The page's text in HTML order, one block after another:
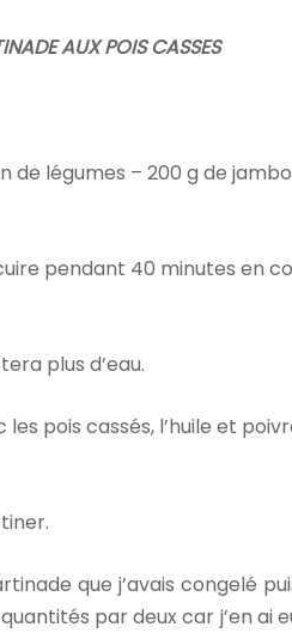
AUX POIS CASSES
de légumes – 200 g de
pendant 40 minutes en
plus d’eau.
pois cassés, l’huile et
que j’avais congelé
par deux car j’en